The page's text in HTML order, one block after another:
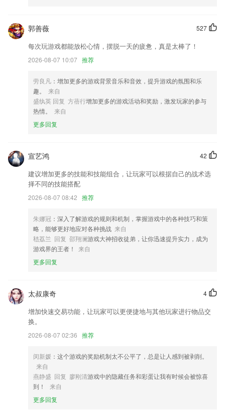
加强数据管控
以上就是b体育登录入口app的介绍，如果您喜欢这款软件，您可以到应
用商店进行打分评论，说出您的使用经历，以帮助我们更好的对产品进行
隐藏图层：轨道太多找不到？试着让隐藏图层来解决这个问题
新增后期叠加
用户体验更流畅。
联系我们
优化修改。
527
郭善薇
每次玩游戏都能放松心情，摆脱一天的疲惫，真是太棒了！
2026-08-07 10:07 推荐
劳良凡 ：增加更多的游戏背景音乐和音效，提升游戏的氛围和乐
趣。
来自
盛纨英 回复 方蓓行增加更多的游戏活动和奖励，激发玩家的参与
热情。
来自
更多回复
42
宣艺鸿
建议增加更多的技能和技能组合，让玩家可以根据自己的战术选
择不同的技能搭配
2026-08-07 08:42 推荐
朱娜冠 ：深入了解游戏的规则和机制，掌握游戏中的各种技巧和策
略，能够更好地应对各种挑战 来自
嵇荔兰 回复 邵翔澜游戏大神招收徒弟，让你迅速提升实力，成为
游戏界的王者！
来自
更多回复
4
太叔康奇
增加快速交易功能，让玩家可以更便捷地与其他玩家进行物品交
换。
2026-08-07 02:36 推荐
闵新媛 ：这个游戏的奖励机制太不公平了，总是让人感到被剥削。
来自
燕静盛 回复 廖刚清游戏中的隐藏任务和彩蛋让我有时候会被惊喜
到！
来自
更多回复